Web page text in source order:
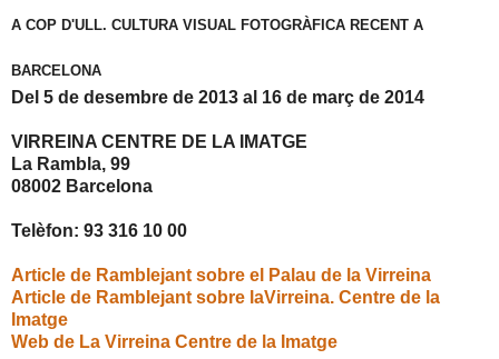
A COP D'ULL. CULTURA VISUAL FOTOGRÀFICA RECENT A
BARCELONA
Del 5 de desembre de 2013 al 16 de març de 2014
VIRREINA CENTRE DE LA IMATGE
La Rambla, 99
08002 Barcelona
Telèfon: 93 316 10 00
Article de Ramblejant sobre el Palau de la Virreina
Article de Ramblejant sobre laVirreina. Centre de la
Imatge
Web de La Virreina Centre de la Imatge